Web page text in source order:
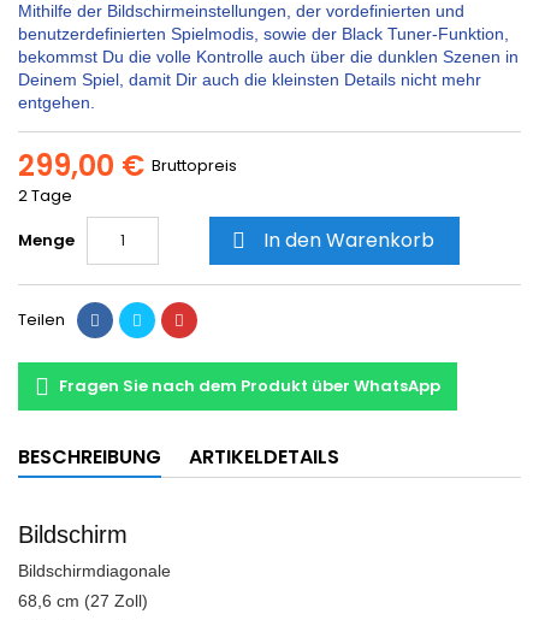
Mithilfe der Bildschirmeinstellungen, der vordefinierten und
benutzerdefinierten Spielmodis, sowie der Black Tuner-Funktion,
bekommst Du die volle Kontrolle auch über die dunklen Szenen in
Deinem Spiel, damit Dir auch die kleinsten Details nicht mehr
entgehen.
299,00 € Bruttopreis
2 Tage
Menge
 In den Warenkorb
Teilen
Fragen Sie nach dem Produkt über WhatsApp
BESCHREIBUNG ARTIKELDETAILS
Bildschirm
Bildschirmdiagonale
68,6 cm (27 Zoll)